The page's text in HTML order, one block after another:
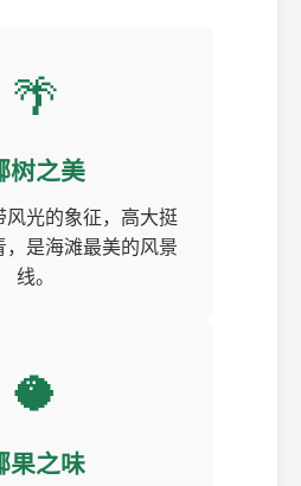
🌴
树之美
风光的象征，高大挺
是海滩最美的风景
线。
🥥
果之味